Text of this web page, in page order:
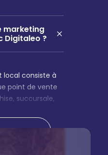
marketing
Digitaleo ?
local consiste à
point de vente
succursale,
clients de
vocal,